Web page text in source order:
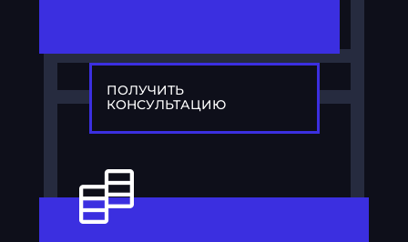
ПОЛУЧИТЬ
КОНСУЛЬТАЦИЮ